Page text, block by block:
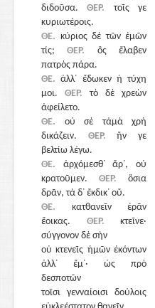
διδοῦσα.ΘΕΡ. τοῖς γε
κυριωτέροις.
ΘΕ. κύριος δὲ τῶν ἐμῶν
τίς;ΘΕΡ. ὃς ἔλαβεν
πατρὸς πάρα.
ΘΕ. ἀλλ᾽ ἔδωκεν ἡ τύχη
μοι. ΘΕΡ. τὸ δὲ χρεὼν
ἀφείλετο.
ΘΕ. οὐ σὲ τἀμὰ χρὴ
δικάζειν. ΘΕΡ. ἤν γε
βελτίω λέγω.
ΘΕ. ἀρχόμεσθ᾽ ἄρ᾽, οὐ
κρατοῦμεν. ΘΕΡ. ὅσια
δρᾶν, τὰ δ᾽ ἔκδικ᾽ οὔ.
ΘΕ. κατθανεῖν ἐρᾶν
ἔοικας. ΘΕΡ. κτεῖνε·
σύγγονον δὲ σὴν
οὐ κτενεῖς ἡμῶν ἑκόντων
ἀλλ᾽ ἔμ᾽· ὡς πρὸ
δεσποτῶν
τοῖσι γενναίοισι δούλοις